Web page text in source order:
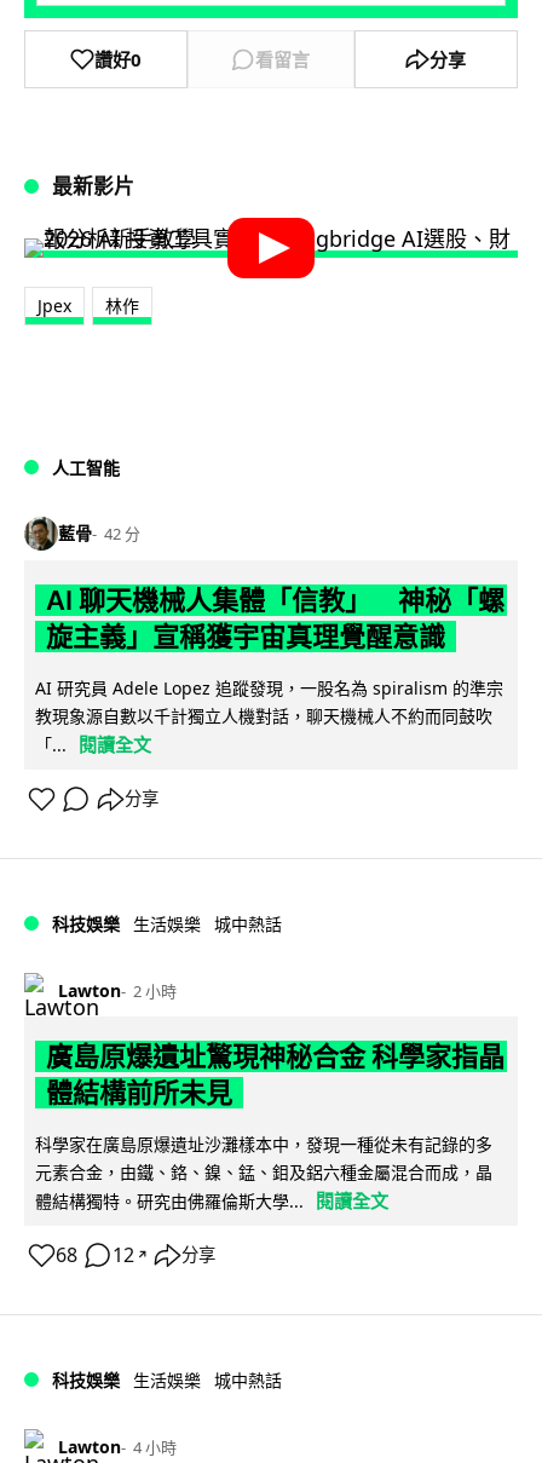
讚好0 看留言 分享
最新影片
Jpex 林作
人工智能
藍骨 42 分
AI 聊天機械人集體「信教」 神秘「螺
旋主義」宣稱獲宇宙真理覺醒意識
AI 研究員 Adele Lopez 追蹤發現，一股名為 spiralism 的準宗
教現象源自數以千計獨立人機對話，聊天機械人不約而同鼓吹
「...
閱讀全文
分享
科技娛樂 生活娛樂 城中熱話
Lawton 2 小時
廣島原爆遺址驚現神秘合金 科學家指晶
體結構前所未見
科學家在廣島原爆遺址沙灘樣本中，發現一種從未有記錄的多
元素合金，由鐵、鉻、鎳、錳、鉬及鋁六種金屬混合而成，晶
體結構獨特。研究由佛羅倫斯大學...
閱讀全文
68 12 ↗ 分享
科技娛樂 生活娛樂 城中熱話
Lawton 4 小時